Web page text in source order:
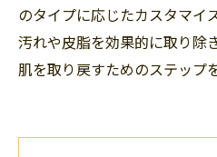
のタイプに応じたカスタマイ
汚れや皮脂を効果的に取り除
肌を取り戻すためのステップ